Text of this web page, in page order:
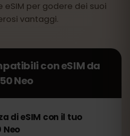
eSIM per godere dei suoi
vantaggi.
con eSIM da
Neo
di eSIM con il tuo
Neo